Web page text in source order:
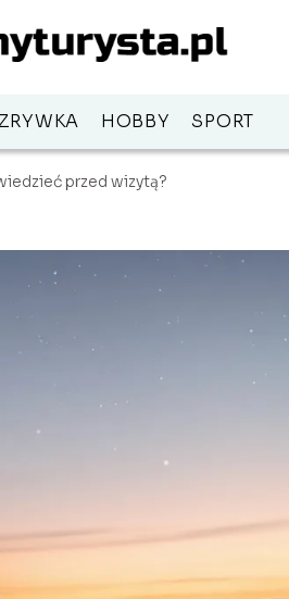
HOBBY SPORT
przed wizytą?